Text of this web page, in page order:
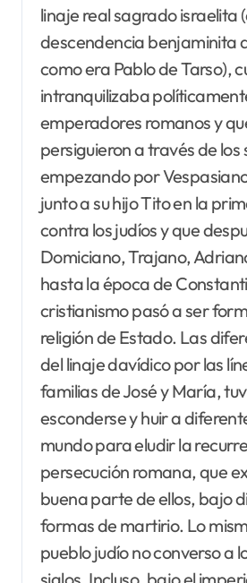
linaje real sagrado israelita
descendencia benjaminita
como era Pablo de Tarso),
intranquilizaba
emperadores romanos y
persiguieron a través de los
empezando por
junto a su hijo Tito en la
contra los judíos y que
Domiciano, Trajano,
hasta la época de
cristianismo pasó a ser
religión de Estado. Las
del linaje davídico por las
familias de José y María,
esconderse y huir a
mundo para eludir la
persecución romana, que
buena parte de ellos, bajo
formas de martirio. Lo
pueblo judío no converso a